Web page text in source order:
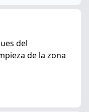
del
de la zona